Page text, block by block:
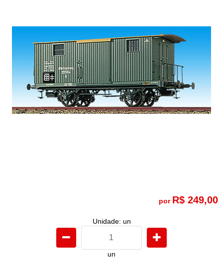
por R$ 249,00
Unidade: un
un